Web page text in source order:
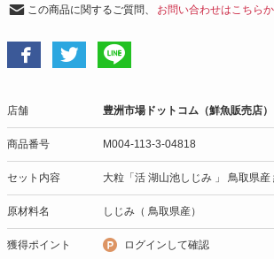
この商品に関するご質問、 お問い合わせはこちら
店舗 豊洲市場ドットコム（鮮魚販売店）
商品番号 M004-113-3-04818
セット内容 大粒「活 湖山池しじみ 」 鳥取県
原材料名 しじみ（ 鳥取県産）
獲得ポイント ログインして確認